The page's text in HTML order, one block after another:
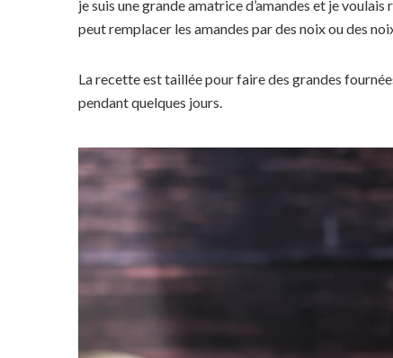
je suis une grande amatrice d’amandes et je
peut remplacer les amandes par des noix ou des
La recette est taillée pour faire des grandes
pendant quelques jours.